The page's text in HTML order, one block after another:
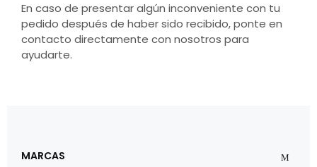
En caso de presentar algún inconveniente con tu
pedido después de haber sido recibido, ponte en
contacto directamente con nosotros para
ayudarte.
MARCAS